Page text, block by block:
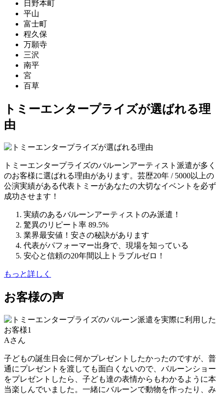
日野本町
平山
富士町
程久保
万願寺
三沢
南平
宮
百草
トミーエンタープライズが選ばれる理
由
トミーエンタープライズのバルーンアーティスト派遣が多く
のお客様に選ばれる理由があります。芸歴20年 / 5000以上の
公演実績がある代表トミーがあなたの大切なイベントを必ず
成功させます！
実績のあるバルーンアーティストのみ派遣！
驚異のリピート率 89.5%
業界最安値！安さの秘訣があります
代表がパフォーマー出身で、現場を知っている
安心と信頼の20年間以上トラブルゼロ！
もっと詳しく
お客様の声
Aさん
子どもの誕生日会に何かプレゼントしたかったのですが、普
通にプレゼントを渡しても面白くないので、バルーンショー
をプレゼントしたら、子ども達の表情からもわかるように本
当楽しんでいました。一緒にバルーンで動物を作ったり、み